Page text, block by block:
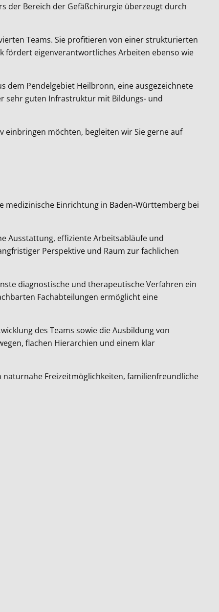
der Bereich der Gefäßchirurgie überzeugt durch
Teams. Sie profitieren von einer strukturierten
fördert eigenverantwortliches Arbeiten ebenso wie
dem Pendelgebiet Heilbronn, eine ausgezeichnete
sehr guten Infrastruktur mit Bildungs- und
möchten, begleiten wir Sie gerne auf
Einrichtung in Baden-Württemberg bei
Ausstattung, effiziente Arbeitsabläufe und
Perspektive und Raum zur fachlichen
diagnostische und therapeutische Verfahren ein
Fachabteilungen ermöglicht eine
des Teams sowie die Ausbildung von
flachen Hierarchien und einem klar
Freizeitmöglichkeiten, familienfreundliche